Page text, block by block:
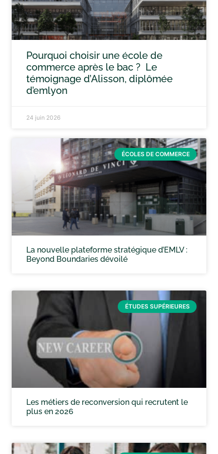
Pourquoi choisir une école de
commerce après le bac ? Le
témoignage d’Alisson, diplômée
d’emlyon
24 juin 2026
ÉCOLES DE COMMERCE
La nouvelle plateforme stratégique d’EMLV :
Beyond Boundaries dévoilé
ÉTUDES SUPÉRIEURES
Les métiers de reconversion qui recrutent le
plus en 2026